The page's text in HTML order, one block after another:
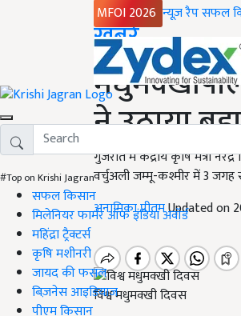
MFOI 2026 न्यूज़ रैपसफल
#Top on Krishi Jagran
सफल किसान
मिलेनियर फार्मर ऑफ इंडिया अवॉर्ड
महिंद्रा ट्रैक्टर्स
कृषि मशीनरी
जायद की फसल
बिज़नेस आइडियाज
पीएम किसान
Home
ख़बरें
ने उठाया
गुजरात में केंद्रीय कृषि मंत्री
वर्चुअली जम्मू-कश्मीर में 3 जगह
अनामिका प्रीतमUpdated on
विश्व मधुमक्खी दिवस